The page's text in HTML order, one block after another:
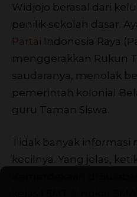
Widjojo berasal dari
penilik sekolah dasar.
Partai Indonesia Raya
menggerakkan Rukun
saudaranya, menolak
pemerintah kolonial
guru Taman Siswa.
Tidak banyak informasi
kecilnya. Yang jelas,